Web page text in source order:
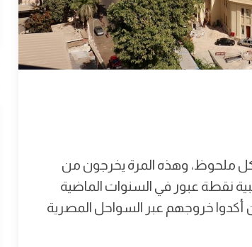
ملحوظ، وهذه المرة يخرجون من
نقطة عبور في السنوات الماضية
أكدوا خروجهم عبر السواحل المصرية